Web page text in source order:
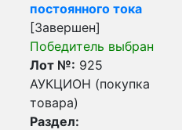
постоянного тока
[Завершен]
Победитель выбран
Лот №: 925
АУКЦИОН (покупка
товара)
Раздел: